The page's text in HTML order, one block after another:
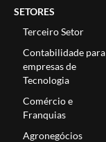
SETORES
Terceiro Setor
Contabilidade para
empresas de
Tecnologia
Comércio e
Franquias
Agronegócios